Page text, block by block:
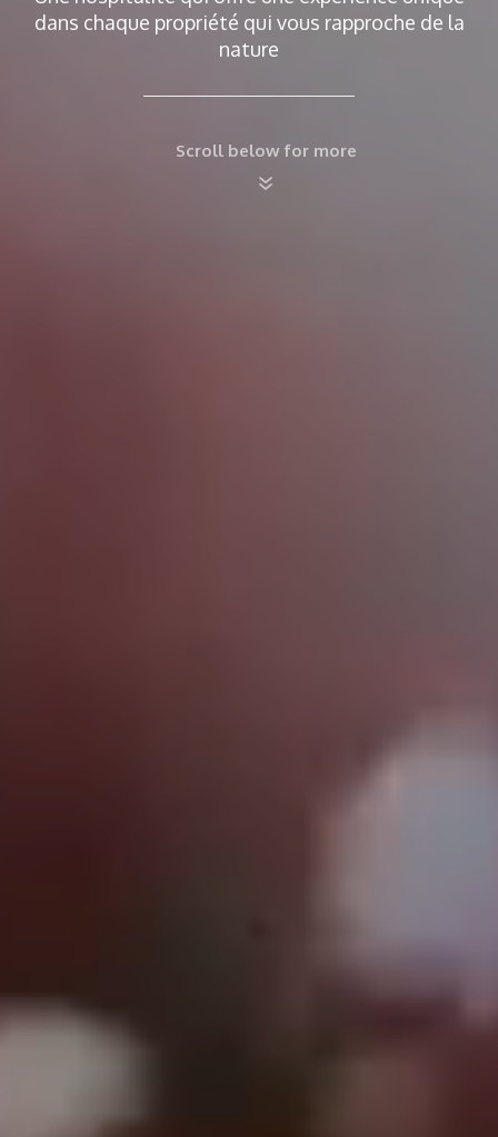
dans chaque propriété qui vous rapproche de la
nature
Scroll below for more